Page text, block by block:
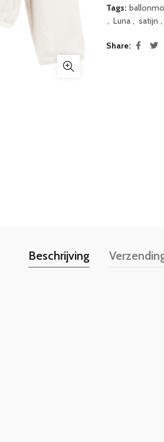
Tags:
, Luna , satijn ,
Share
Beschrijving